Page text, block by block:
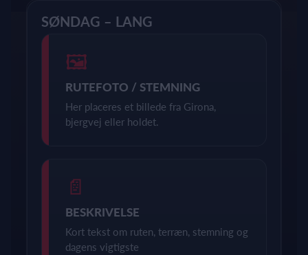
SØNDAG – LANG
🖼
RUTEFOTO / STEMNING
Her placeres et billede fra Girona,
bjergvej eller holdet.
📄
BESKRIVELSE
Kort tekst om ruten, terræn, stemning og
dagens vigtigste